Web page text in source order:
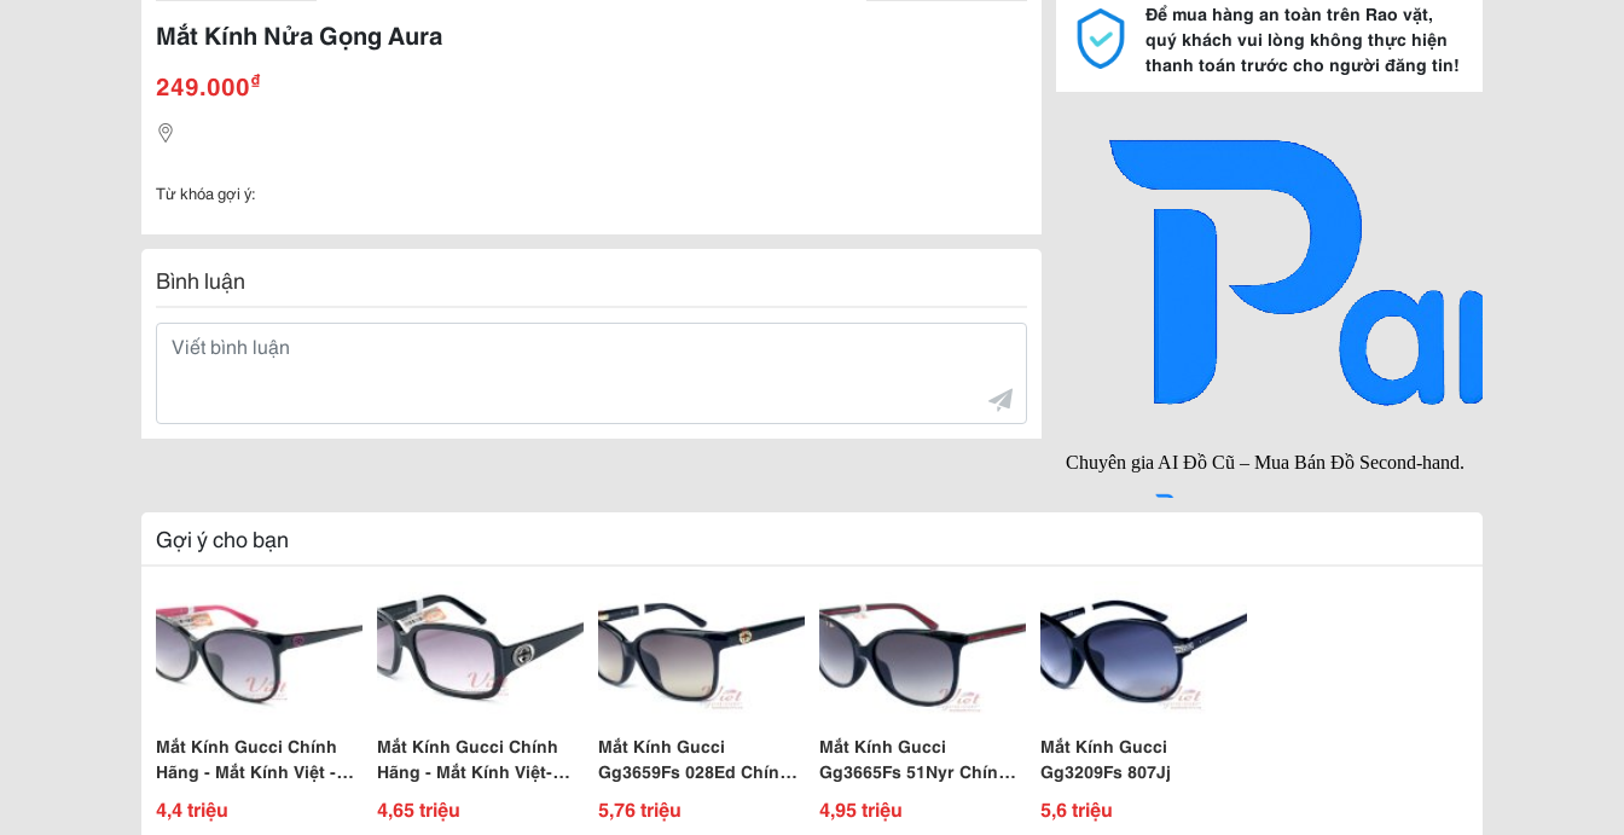
Mắt Kính Nửa Gọng Aura
249.000₫
Từ khóa gợi ý:
Bình luận
Để mua hàng an toàn trên Rao vặt,
quý khách vui lòng không thực hiện
thanh toán trước cho người đăng tin!
Gợi ý cho bạn
Mắt Kính Gucci Chính
Hãng - Mắt Kính Việt -
Chuyên Mắt Kính Chính
Hãng
4,4 triệu
Mắt Kính Gucci Chính
Hãng - Mắt Kính Việt-
Chuyên Mắt Kính Chính
Hãng
4,65 triệu
Mắt Kính Gucci
Gg3659Fs 028Ed Chính
Hãng
5,76 triệu
Mắt Kính Gucci
Gg3665Fs 51Nyr Chính
Hãng
4,95 triệu
Mắt Kính Gucci
Gg3209Fs 807Jj
5,6 triệu